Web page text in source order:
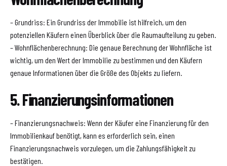
– Grundriss: Ein Grundriss der Immobilie ist hilfreich, um den
potenziellen Käufern einen Überblick über die Raumaufteilung zu geben.
– Wohnflächenberechnung: Die genaue Berechnung der Wohnfläche ist
wichtig, um den Wert der Immobilie zu bestimmen und den Käufern
genaue Informationen über die Größe des Objekts zu liefern.
5. Finanzierungsinformationen
– Finanzierungsnachweis: Wenn der Käufer eine Finanzierung für den
Immobilienkauf benötigt, kann es erforderlich sein, einen
Finanzierungsnachweis vorzulegen, um die Zahlungsfähigkeit zu
bestätigen.